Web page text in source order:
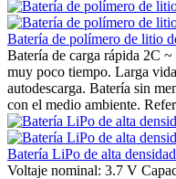
Batería de polímero de litio
Batería de carga rápida 2C
muy poco tiempo. Larga
autodescarga. Batería sin
con el medio ambiente.
Batería LiPo de alta
Voltaje nominal: 3.7 V